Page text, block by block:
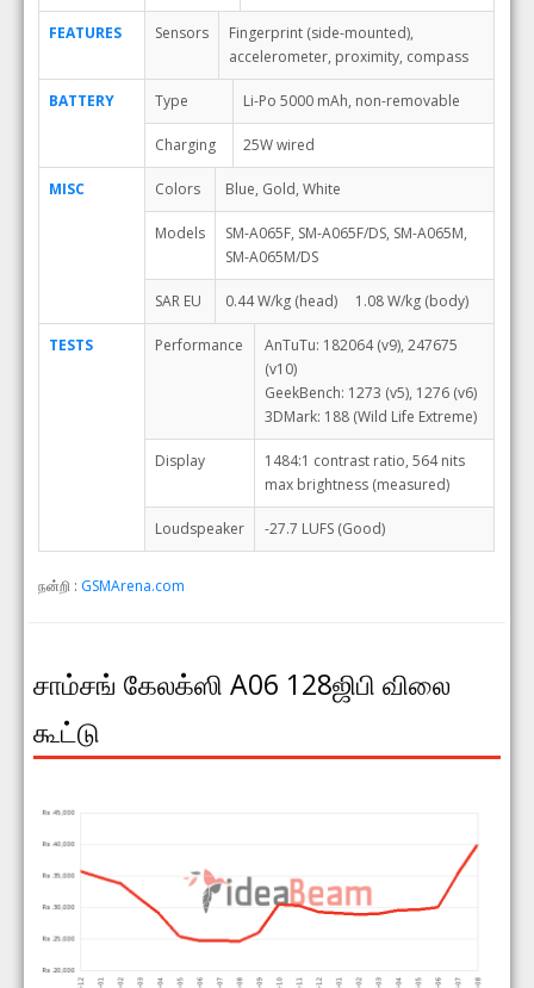
FEATURES Sensors
Fingerprint (side-mounted),
accelerometer, proximity, compass
BATTERY Type Li-Po 5000 mAh, non-removable
Charging 25W wired
MISC Colors Blue, Gold, White
Models
SM-A065F, SM-A065F/DS, SM-A065M,
SM-A065M/DS
SAR EU 0.44 W/kg (head) 1.08 W/kg (body)
TESTS Performance
AnTuTu: 182064 (v9), 247675
(v10)
GeekBench: 1273 (v5), 1276 (v6)
3DMark: 188 (Wild Life Extreme)
Display
1484:1 contrast ratio, 564 nits
max brightness (measured)
Loudspeaker -27.7 LUFS (Good)
நன்றி : GSMArena.com
சாம்சங் கேலக்ஸி A06 128ஜிபி விலை
கூட்டு